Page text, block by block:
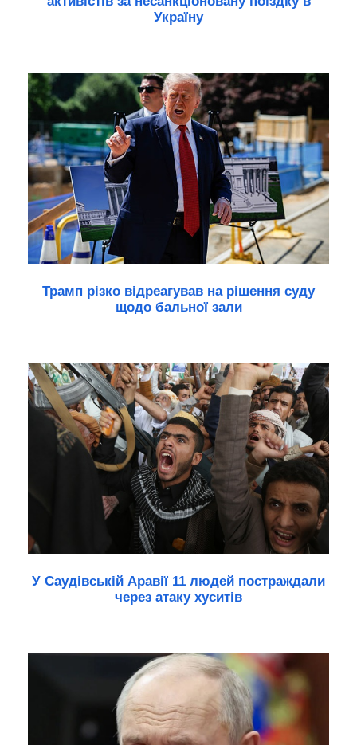
Україну
Трамп різко відреагував на рішення суду
щодо бальної зали
У Саудівській Аравії 11 людей постраждали
через атаку хуситів